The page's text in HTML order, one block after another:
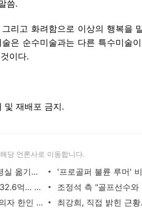
씀.
리고 화려함으로 이상의 행복을
은 순수미술과는 다른 특수미술
이다.
재배포 금지.
해당 언론사로 이동합니다.
[단독] "형사도 집회 차출" 대통령실 옮기고 '야근' 일상된 경찰들
"윤석열 정부 장·차관 평균 재산 32.6억… 국민보다 8배 많아"
美 명문 퍼듀대서 살인사건… 용의자 한인 유학생 체포